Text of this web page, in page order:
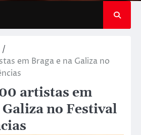
em Braga e na Galiza no
artistas em
Galiza no Festival